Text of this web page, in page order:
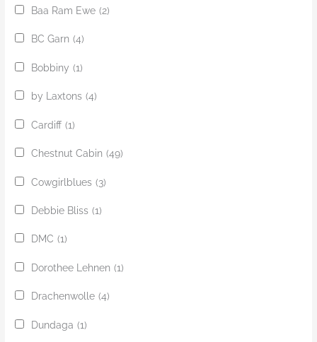
Baa Ram Ewe (2)
BC Garn (4)
Bobbiny (1)
by Laxtons (4)
Cardiff (1)
Chestnut Cabin (49)
Cowgirlblues (3)
Debbie Bliss (1)
DMC (1)
Dorothee Lehnen (1)
Drachenwolle (4)
Dundaga (1)